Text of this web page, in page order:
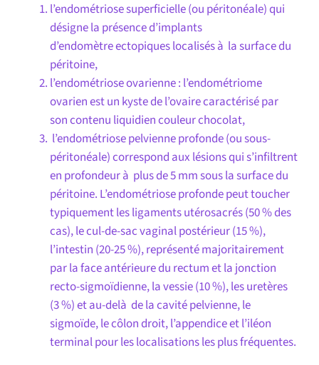
l’endométriose superficielle (ou péritonéale) qui
désigne la présence d’implants
d’endomètre ectopiques localisés à la surface du
péritoine,
l’endométriose ovarienne : l’endométriome
ovarien est un kyste de l’ovaire caractérisé par
son contenu liquidien couleur chocolat,
l’endométriose pelvienne profonde (ou sous-
péritonéale) correspond aux lésions qui s’infiltrent
en profondeur à plus de 5 mm sous la surface du
péritoine. L’endométriose profonde peut toucher
typiquement les ligaments utérosacrés (50 % des
cas), le cul-de-sac vaginal postérieur (15 %),
l’intestin (20-25 %), représenté majoritairement
par la face antérieure du rectum et la jonction
recto-sigmoïdienne, la vessie (10 %), les uretères
(3 %) et au-delà de la cavité pelvienne, le
sigmoïde, le côlon droit, l’appendice et l’iléon
terminal pour les localisations les plus fréquentes.